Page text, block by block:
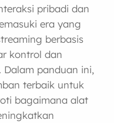
pribadi dan
era yang
berbasis
kontrol dan
panduan ini,
terbaik untuk
bagaimana alat